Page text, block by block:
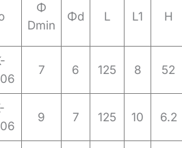
Φ
Dmin
Φd L L1 H
7 6 125 8 52
9 7 125 10 6.2